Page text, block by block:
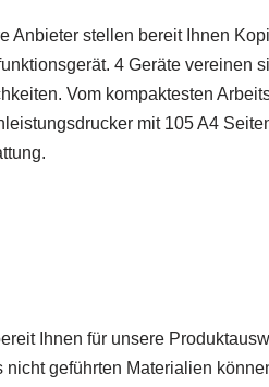
Anbieter stellen bereit Ihnen
4 Geräte vereinen
Vom kompaktesten
mit 105 A4
Ihnen für unsere
geführten Materialien